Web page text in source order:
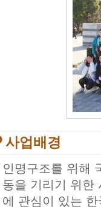
사업배경
인명구조를 위해
동을 기리기 위한
에 관심이 있는